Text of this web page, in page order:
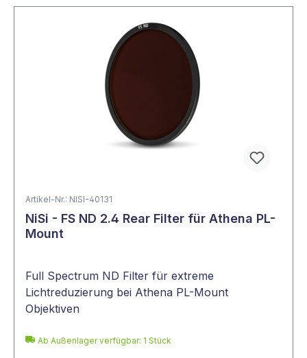
Artikel-Nr.: NISI-40131
NiSi - FS ND 2.4 Rear Filter für Athena PL-
Mount
Full Spectrum ND Filter für extreme
Lichtreduzierung bei Athena PL-Mount
Objektiven
Ab Außenlager verfügbar: 1 Stück